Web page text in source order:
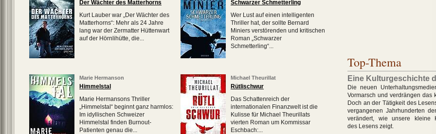
Der Wächter des Matterhorns
Kurt Lauber war „Der Wächter des
Matterhorns“: Mehr als 24 Jahre
lang war der Zermatter Hüttenwart
auf der Hörnlihütte, die...
Schwarzer Schmetterling
Wer Lust auf einen intelligenten
Thriller hat, der sollte Bernard
Miniers verstörenden und kritischen
Roman „Schwarzer
Schmetterling“...
Marie Hermanson
Himmelstal
Marie Hermansons Thriller
„Himmelstal“ beginnt ganz harmlos:
Im idyllischen Schweizer
Himmelstal finden Burnout-
Patienten genau die...
Michael Theurillat
Rütlischwur
Das Schattenreich der
internationalen Finanzwelt ist die
Kulisse für Michael Theurillats
vierten Roman um Kommissar
Eschbach:...
Top-Thema
Eine Kulturgeschichte
Die neuen
Vormarsch und verdrängen das
Doch an der Tätigkeit des
vergangenen Jahrhunderten
verändert, wie unsere kleine
des Lesens zeigt.